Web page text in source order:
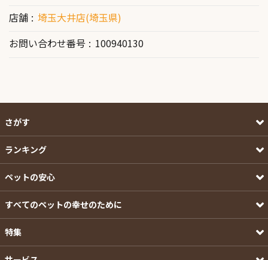
店舗
埼玉大井店(埼玉県)
お問い合わせ番号
100940130
さがす
ランキング
ペットの安心
すべてのペットの幸せのために
特集